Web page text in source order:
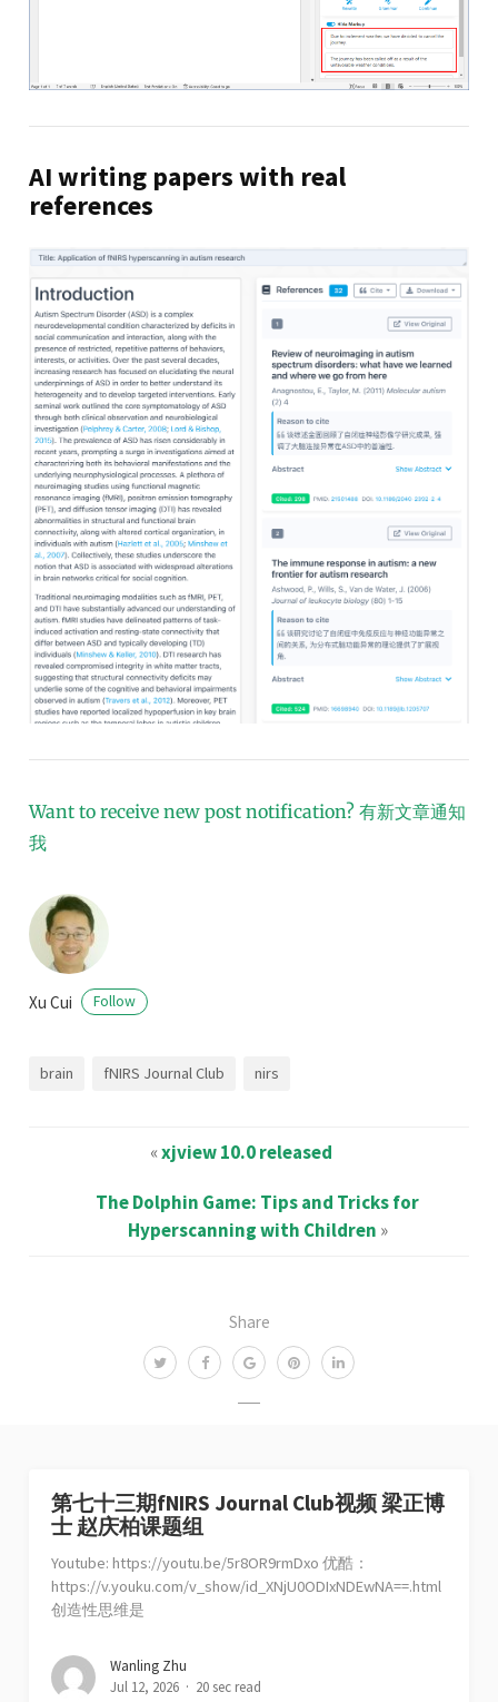
Share
AI writing papers with real
references
Want to receive new post notification? 有新文章通知
我
Xu Cui Follow
brain fNIRS Journal Club nirs
«xjview 10.0 released
The Dolphin Game: Tips and Tricks for
Hyperscanning with Children »
第七十三期fNIRS Journal Club视频 梁正博
士 赵庆柏课题组
Youtube: https://youtu.be/5r8OR9rmDxo 优酷：
https://v.youku.com/v_show/id_XNjU0ODIxNDEwNA==.html
创造性思维是
Wanling Zhu
Jul 12, 2026
20 sec read